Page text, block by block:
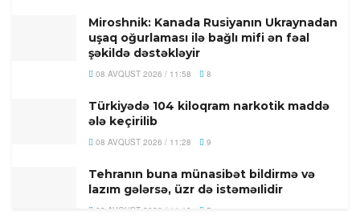
Miroshnik: Kanada Rusiyanın Ukraynadan
uşaq oğurlaması ilə bağlı mifi ən fəal
şəkildə dəstəkləyir
08 AVQUST 2026 / 11:58 8
Türkiyədə 104 kiloqram narkotik maddə
ələ keçirilib
08 AVQUST 2026 / 11:28 9
Tehranın buna münasibət bildirmə və
lazım gələrsə, üzr də istəməılidir
08 AVQUST 2026 / 11:19 5